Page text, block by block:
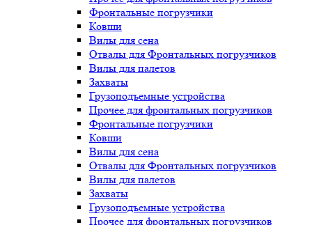
Фронтальные погрузчики
Ковши
Вилы для сена
Отвалы для Фронтальных погрузчиков
Вилы для палетов
Захваты
Грузоподъемные устройства
Прочее для фронтальных погрузчиков
Фронтальные погрузчики
Ковши
Вилы для сена
Отвалы для Фронтальных погрузчиков
Вилы для палетов
Захваты
Грузоподъемные устройства
Прочее для фронтальных погрузчиков